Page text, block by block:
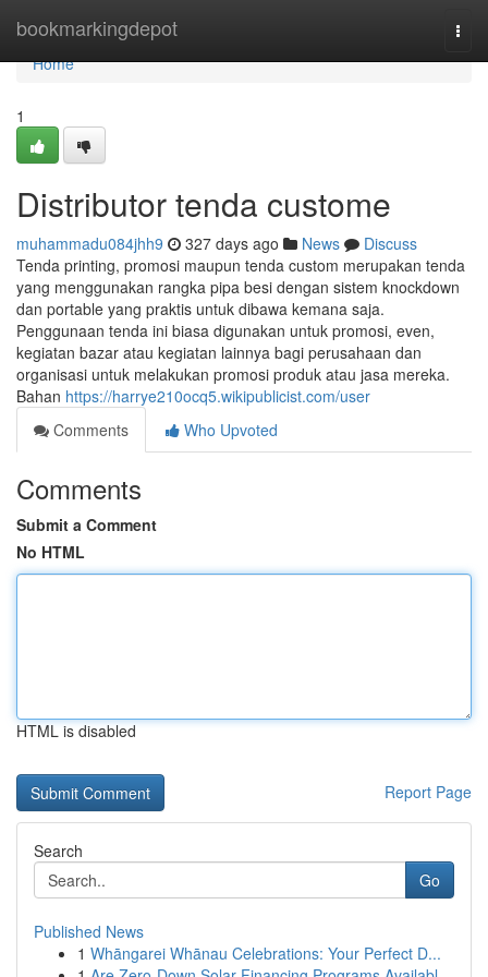
bookmarkingdepot
Home
Home
1
Distributor tenda custome
muhammadu084jhh9 327 days ago News
Discuss
Tenda printing, promosi maupun tenda custom merupakan tenda
yang menggunakan rangka pipa besi dengan sistem knockdown
dan portable yang praktis untuk dibawa kemana saja.
Penggunaan tenda ini biasa digunakan untuk promosi, even,
kegiatan bazar atau kegiatan lainnya bagi perusahaan dan
organisasi untuk melakukan promosi produk atau jasa mereka.
Bahan https://harrye210ocq5.wikipublicist.com/user
Comments
Who Upvoted
Comments
Submit a Comment
No HTML
HTML is disabled
Report Page
Search
Go
Published News
1 Whāngarei Whānau Celebrations: Your Perfect D...